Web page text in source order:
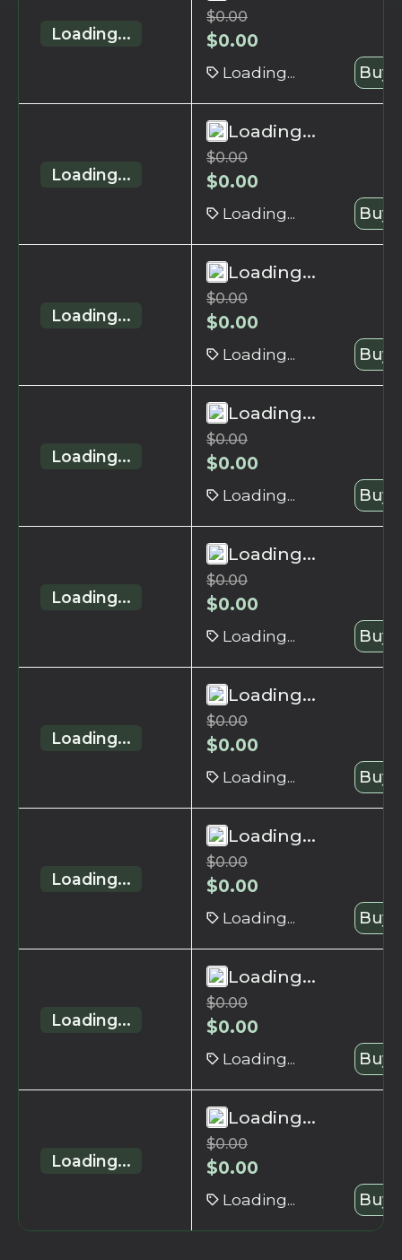
Loading...
$0.00
$0.00
Loading... Buy
Loading...
Loading...
$0.00
$0.00
Loading... Buy
Loading...
Loading...
$0.00
$0.00
Loading... Buy
Loading...
Loading...
$0.00
$0.00
Loading... Buy
Loading...
Loading...
$0.00
$0.00
Loading... Buy
Loading...
Loading...
$0.00
$0.00
Loading... Buy
Loading...
Loading...
$0.00
$0.00
Loading... Buy
Loading...
Loading...
$0.00
$0.00
Loading... Buy
Loading...
Loading...
$0.00
$0.00
Loading... Buy